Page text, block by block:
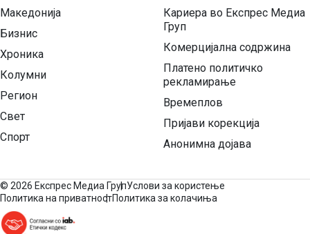
Македонија
Бизнис
Хроника
Колумни
Регион
Свет
Спорт
Кариера во Експрес Медиа
Груп
Комерцијална содржина
Платено политичко
рекламирање
Времеплов
Пријави корекција
Анонимна дојава
© 2026 Експрес Медиа ГрупУслови за користење
Политика на приватностПолитика за колачиња